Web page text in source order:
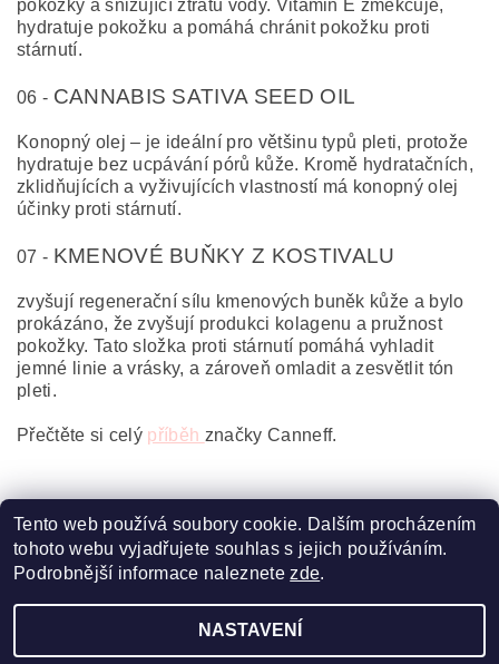
pokožky a snižující ztrátu vody. Vitamin E změkčuje,
hydratuje pokožku a pomáhá chránit pokožku proti
stárnutí.
06 - CANNABIS SATIVA SEED OIL
Konopný olej – je ideální pro většinu typů pleti, protože
hydratuje bez ucpávání pórů kůže. Kromě hydratačních,
zklidňujících a vyživujících vlastností má konopný olej
účinky proti stárnutí.
07 - KMENOVÉ BUŇKY Z KOSTIVALU
zvyšují regenerační sílu kmenových buněk kůže a bylo
prokázáno, že zvyšují produkci kolagenu a pružnost
pokožky. Tato složka proti stárnutí pomáhá vyhladit
jemné linie a vrásky, a zároveň omladit a zesvětlit tón
pleti.
Přečtěte si celý příběh značky Canneff.
Zboží.cz | Heureka.cz | Davines CZ |
2026 ©Pro krásu vlasů, všechna práva vyhrazena
Tento web používá soubory cookie. Dalším procházením
tohoto webu vyjadřujete souhlas s jejich používáním.
Podrobnější informace naleznetezde.
NASTAVENÍ